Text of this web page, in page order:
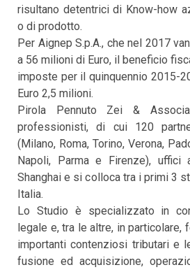
risultano detentrici di Know-how
o di prodotto.
Per Aignep S.p.A., che nel 2017
a 56 milioni di Euro, il beneficio
imposte per il quinquennio 2015-
Euro 2,5 milioni.
Pirola Pennuto Zei &
professionisti, di cui 120
(Milano, Roma, Torino, Verona,
Napoli, Parma e Firenze), uffici
Shanghai e si colloca tra i primi 3
Italia.
Lo Studio è specializzato in
legale e, tra le altre, in particolare,
importanti contenziosi tributari e
fusione ed acquisizione,